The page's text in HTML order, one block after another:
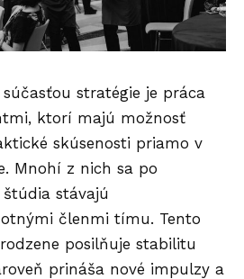
stratégie je práca
ktorí majú možnosť
skúsenosti priamo v
Mnohí z nich sa po
stávajú
členmi tímu. Tento
posilňuje stabilitu
prináša nové impulzy a